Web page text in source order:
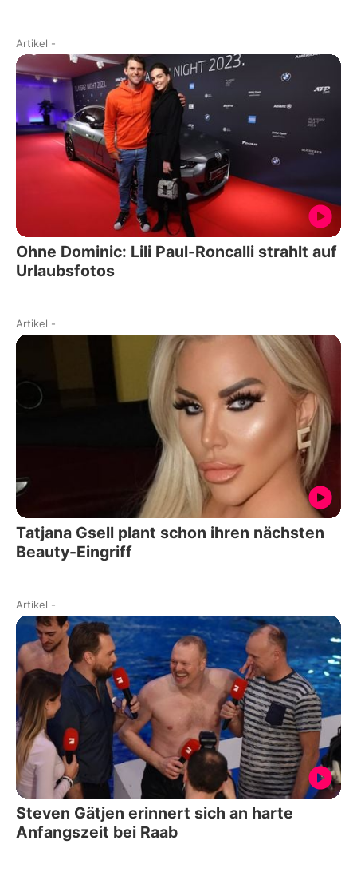
Artikel -
Ohne Dominic: Lili Paul-Roncalli strahlt auf
Urlaubsfotos
Artikel -
Tatjana Gsell plant schon ihren nächsten
Beauty-Eingriff
Artikel -
Steven Gätjen erinnert sich an harte
Anfangszeit bei Raab